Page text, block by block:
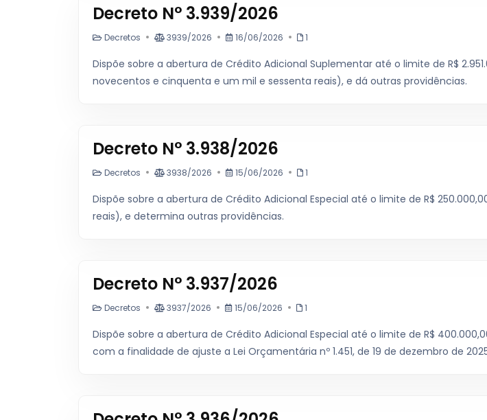
Decreto N° 3.939/2026
Decretos 3939/2026 16/06/2026 1
Dispõe sobre a abertura de Crédito Adicional Suplementar até o limite de R$
novecentos e cinquenta e um mil e sessenta reais), e dá outras providências.
Decreto N° 3.938/2026
Decretos 3938/2026 15/06/2026 1
Dispõe sobre a abertura de Crédito Adicional Especial até o limite de R$
reais), e determina outras providências.
Decreto N° 3.937/2026
Decretos 3937/2026 15/06/2026 1
Dispõe sobre a abertura de Crédito Adicional Especial até o limite de R$
com a finalidade de ajuste a Lei Orçamentária nº 1.451, de 19 de dezembro de